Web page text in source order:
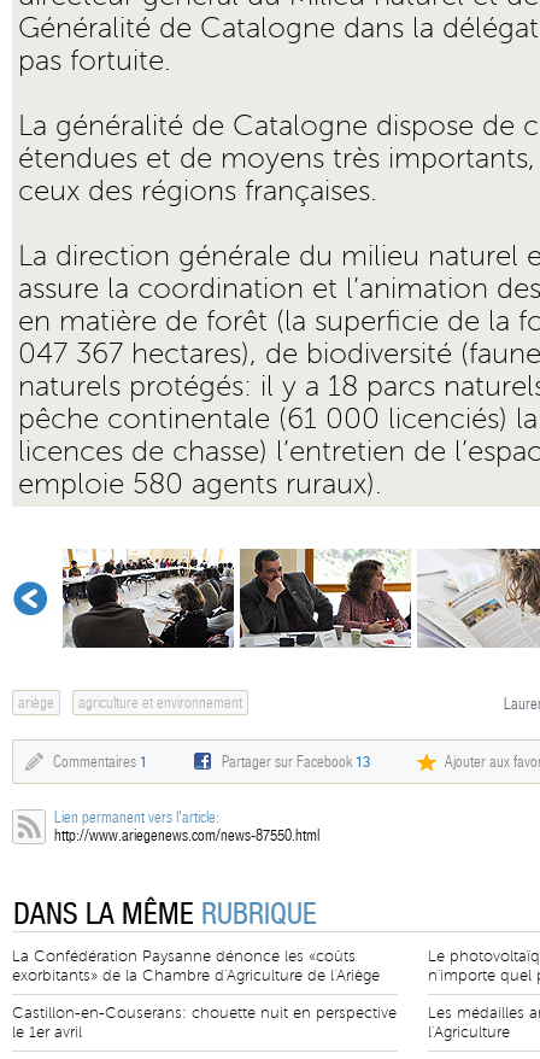
Généralité de Catalogne dans la
pas fortuite.
La généralité de Catalogne dispose de
étendues et de moyens très
ceux des régions françaises.
La direction générale du milieu naturel
assure la coordination et l’animation
en matière de forêt (la superficie de la
047 367 hectares), de biodiversité
naturels protégés: il y a 18 parcs
pêche continentale (61 000 licenciés)
licences de chasse) l’entretien de
emploie 580 agents ruraux).
ariège agriculture et environnement
Commentaires 1 Partager sur Facebook 13 Ajouter aux
Lien permanent vers l'article:
http://www.ariegenews.com/news-87550.html
DANS LA MÊME RUBRIQUE
La Confédération Paysanne dénonce les «coûts
exorbitants» de la Chambre d'Agriculture de l'Ariège
Castillon-en-Couserans: chouette nuit en perspective
le 1er avril
Le
n'importe quel
Les médailles
l'Agriculture